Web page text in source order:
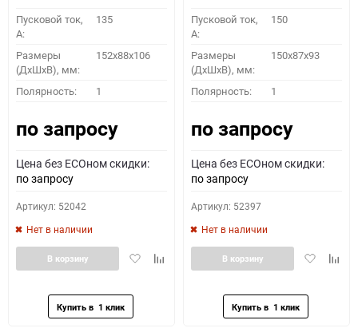
Пусковой ток,
A:
135
Размеры
(ДхШхВ), мм:
152x88x106
Полярность: 1
по запросу
Цена без ECOном скидки:
по запросу
Артикул: 52042
Нет в наличии
ДобавитьДобавить
В корзину
Пусковой ток,
A:
150
Размеры
(ДхШхВ), мм:
150x87x93
Полярность: 1
по запросу
Цена без ECOном скидки:
по запросу
Артикул: 52397
Нет в наличии
Добавить
В корзину